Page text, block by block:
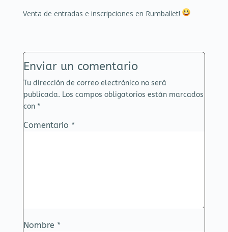
Venta de entradas e inscripciones en Rumballet!
Enviar un comentario
Tu dirección de correo electrónico no será
publicada. Los campos obligatorios están marcados
con *
Comentario *
Nombre *